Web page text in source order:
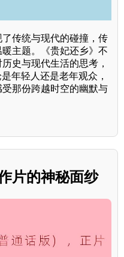
传统与现代的碰撞，传
主题。《贵妃还乡》不
史与现代生活的思考，
年轻人还是老年观众，
那份跨越时空的幽默与
片的神秘面纱